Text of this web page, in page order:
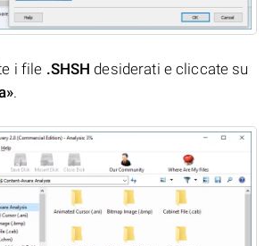
i file .SHSH desiderati e cliccate su
.